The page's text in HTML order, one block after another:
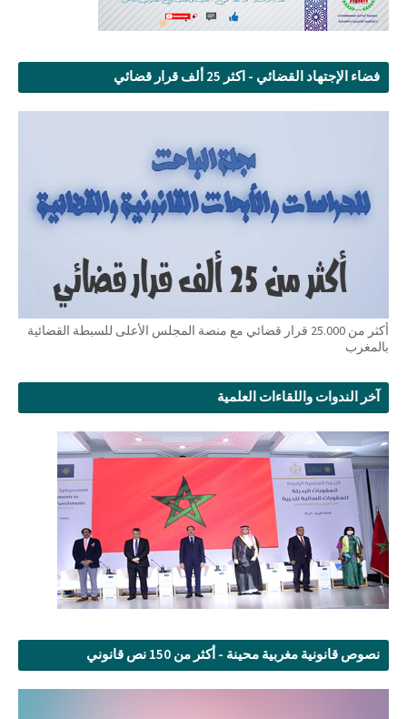
فضاء الإجتهاد القضائي - اكثر 25 ألف قرار قضائي
أكثر من 25.000 قرار قضائي مع منصة المجلس الأعلى للسبطة القضائية
بالمغرب
آخر الندوات واللقاءات العلمية
نصوص قانونية مغربية محينة - أكثر من 150 نص قانوني